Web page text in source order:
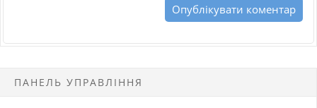
ПАНЕЛЬ УПРАВЛІННЯ